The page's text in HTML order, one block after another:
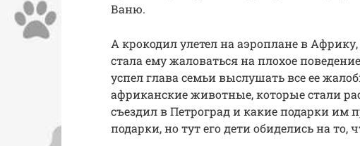
Ваню.
А крокодил улетел на аэроплане в
стала ему жаловаться на плохое
успел глава семьи выслушать все ее
африканские животные, которые стали
съездил в Петроград и какие подарки им
подарки, но тут его дети обиделись на то,